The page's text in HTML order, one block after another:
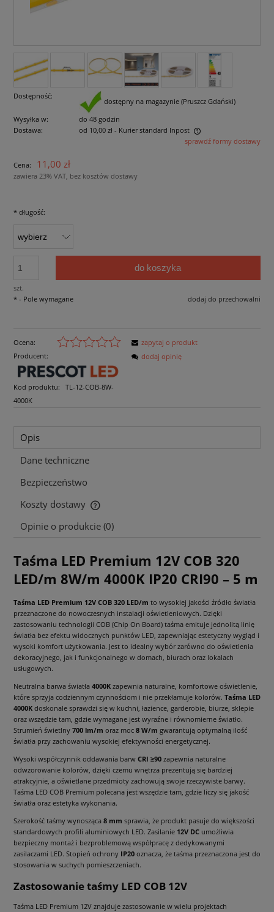
Dostępność:
dostępny na magazynie (Pruszcz Gdański)
Wysyłka w:
do 48 godzin
Dostawa:
od 10,00 zł - Kurier standard Inpost
Cena nie zawiera ewentualnych kosztów płatnościsprawdź formy dostawy
Cena: 11,00 zł
zawiera 23% VAT, bez kosztów dostawy
* długość:
szt.
do koszyka
dodaj do przechowalni
* - Pole wymagane
Ocena:
Producent:
Kod produktu:
TL-12-COB-8W-
4000K
zapytaj o produkt
dodaj opinię
Opis
Dane techniczne
Bezpieczeństwo
Koszty dostawy
Cena nie zawiera ewentualnych kosztów płatności
Opinie o produkcie (0)
Taśma LED Premium 12V COB 320
LED/m 8W/m 4000K IP20 CRI90 – 5 m
Taśma LED Premium 12V COB 320 LED/m to wysokiej jakości źródło światła
przeznaczone do nowoczesnych instalacji oświetleniowych. Dzięki
zastosowaniu technologii COB (Chip On Board) taśma emituje jednolitą linię
światła bez efektu widocznych punktów LED, zapewniając estetyczny wygląd i
wysoki komfort użytkowania. Jest to idealny wybór zarówno do oświetlenia
dekoracyjnego, jak i funkcjonalnego w domach, biurach oraz lokalach
usługowych.
Neutralna barwa światła 4000K zapewnia naturalne, komfortowe oświetlenie,
które sprzyja codziennym czynnościom i nie przekłamuje kolorów. Taśma LED
4000K doskonale sprawdzi się w kuchni, łazience, garderobie, biurze, sklepie
oraz wszędzie tam, gdzie wymagane jest wyraźne i równomierne światło.
Strumień świetlny 700 lm/m oraz moc 8 W/m gwarantują optymalną ilość
światła przy zachowaniu wysokiej efektywności energetycznej.
Wysoki współczynnik oddawania barw CRI ≥90 zapewnia naturalne
odwzorowanie kolorów, dzięki czemu wnętrza prezentują się bardziej
atrakcyjnie, a oświetlane przedmioty zachowują swoje rzeczywiste barwy.
Taśma LED COB Premium polecana jest wszędzie tam, gdzie liczy się jakość
światła oraz estetyka wykonania.
Szerokość taśmy wynosząca 8 mm sprawia, że produkt pasuje do większości
standardowych profili aluminiowych LED. Zasilanie 12V DC umożliwia
bezpieczny montaż i bezproblemową współpracę z dedykowanymi
zasilaczami LED. Stopień ochrony IP20 oznacza, że taśma przeznaczona jest do
stosowania w suchych pomieszczeniach.
Zastosowanie taśmy LED COB 12V
Taśma LED Premium 12V znajduje zastosowanie w wielu projektach